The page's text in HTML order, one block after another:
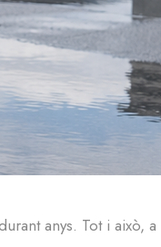
anys. Tot i això, a